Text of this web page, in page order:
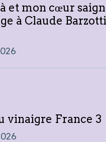
et mon cœur
à Claude
vinaigre France 3